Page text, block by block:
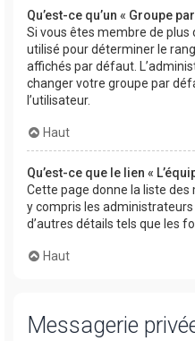
Qu’est-ce qu’un « Groupe
Si vous êtes membre de plus
utilisé pour déterminer le
affichés par défaut.
changer votre groupe par
l’utilisateur.
Haut
Qu’est-ce que le lien «
Cette page donne la liste des
y compris les
d’autres détails tels que les
Haut
Messagerie